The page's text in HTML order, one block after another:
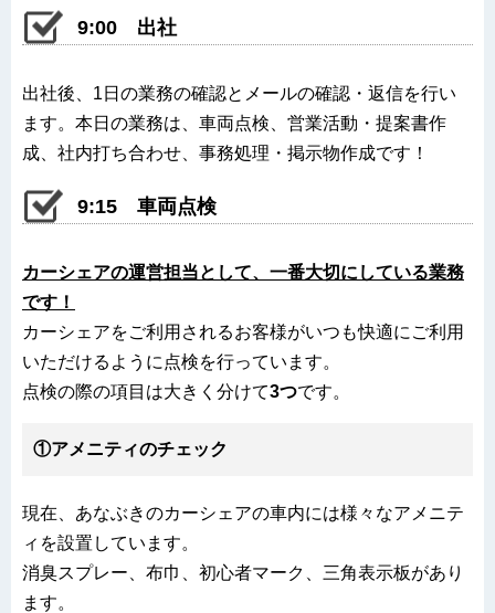
9:00 出社
出社後、1日の業務の確認とメールの確認・返信を行い
ます。本日の業務は、車両点検、営業活動・提案書作
成、社内打ち合わせ、事務処理・掲示物作成です！
9:15 車両点検
カーシェアの運営担当として、一番大切にしている業務
です！
カーシェアをご利用されるお客様がいつも快適にご利用
いただけるように点検を行っています。
点検の際の項目は大きく分けて3つです。
①アメニティのチェック
現在、あなぶきのカーシェアの車内には様々なアメニテ
ィを設置しています。
消臭スプレー、布巾、初心者マーク、三角表示板があり
ます。